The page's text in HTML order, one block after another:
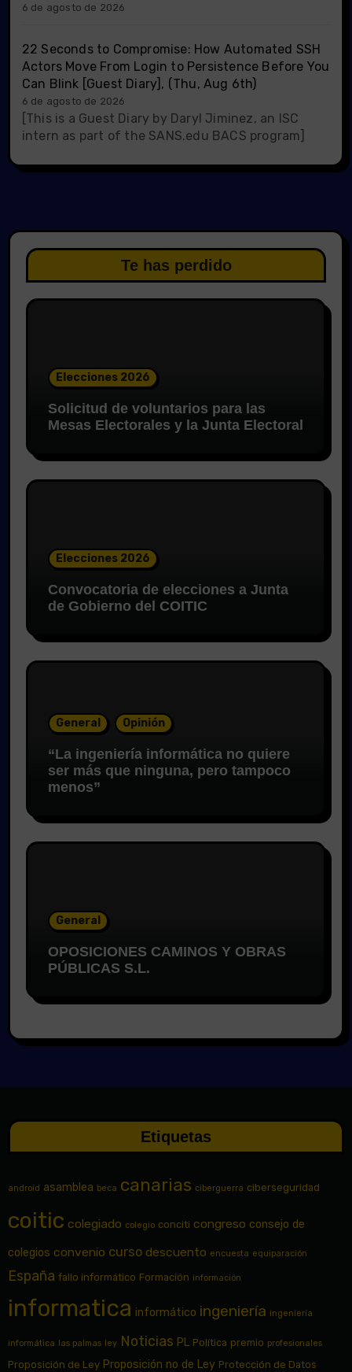
6 de agosto de 2026
22 Seconds to Compromise: How Automated SSH
Actors Move From Login to Persistence Before You
Can Blink [Guest Diary], (Thu, Aug 6th)
6 de agosto de 2026
[This is a Guest Diary by Daryl Jiminez, an ISC
intern as part of the SANS.edu BACS program]
Te has perdido
Elecciones 2026
Solicitud de voluntarios para las
Mesas Electorales y la Junta Electoral
Elecciones 2026
Convocatoria de elecciones a Junta
de Gobierno del COITIC
General Opinión
“La ingeniería informática no quiere
ser más que ninguna, pero tampoco
menos”
General
OPOSICIONES CAMINOS Y OBRAS
PÚBLICAS S.L.
Etiquetas
android asamblea beca canarias ciberguerra ciberseguridad
coitic colegiado colegio conciti congreso consejo de
colegios convenio curso descuento encuesta equiparación
España fallo informático Formación información
informatica informático ingeniería ingeniería
informática las palmas ley Noticias PL Política premio profesionales
Proposición de Ley Proposición no de Ley Protección de Datos